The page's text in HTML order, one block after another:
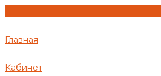
Главная
Кабинет